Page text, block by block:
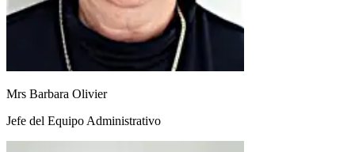
Mrs Barbara Olivier
Jefe del Equipo Administrativo